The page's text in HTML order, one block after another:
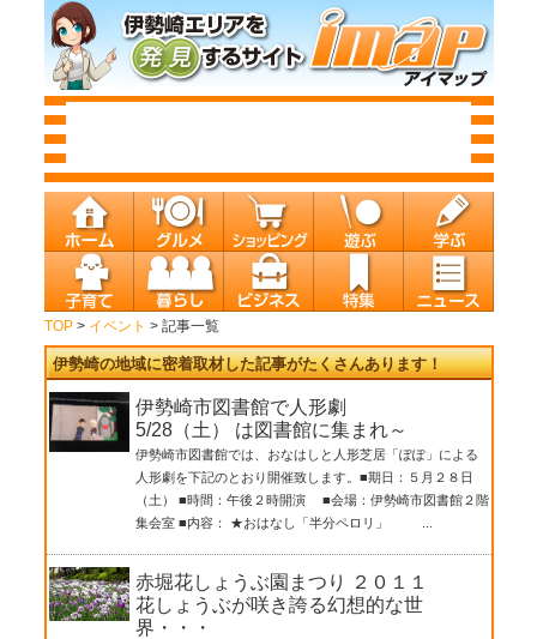
TOP> イベント > 記事一覧
伊勢崎の地域に密着取材した記事がたくさんあります！
伊勢崎市図書館で人形劇
5/28（土） は図書館に集まれ～
伊勢崎市図書館では、おなはしと人形芝居「ぽぽ」による
人形劇を下記のとおり開催致します。■期日：５月２８日
（土） ■時間：午後２時開演 ■会場：伊勢崎市図書館２階
集会室 ■内容： ★おはなし「半分ペロリ」 ...
赤堀花しょうぶ園まつり ２０１１
花しょうぶが咲き誇る幻想的な世
界・・・